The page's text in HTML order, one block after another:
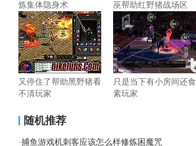
炼集体隐身术
巫帮助红野猪战场区
又停住了帮助黑野猪看
不清玩家
只是当下有小房间还食
素玩家
随机推荐
·捕鱼游戏机刺客应该怎么样修炼困魔咒